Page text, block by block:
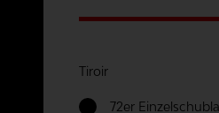
Tiroir
72er